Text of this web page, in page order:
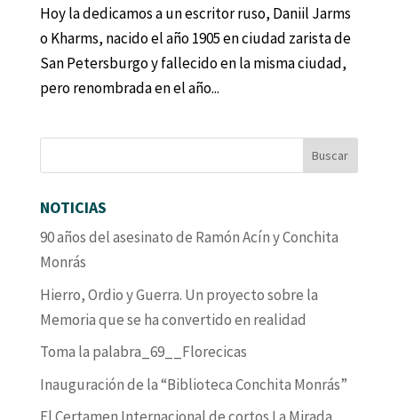
Hoy la dedicamos a un escritor ruso, Daniil Jarms
o Kharms, nacido el año 1905 en ciudad zarista de
San Petersburgo y fallecido en la misma ciudad,
pero renombrada en el año...
NOTICIAS
90 años del asesinato de Ramón Acín y Conchita
Monrás
Hierro, Ordio y Guerra. Un proyecto sobre la
Memoria que se ha convertido en realidad
Toma la palabra_69__Florecicas
Inauguración de la “Biblioteca Conchita Monrás”